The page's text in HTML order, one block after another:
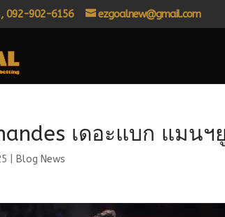
092-902-6156 ezgoalnew@gmail.com
เดอะแบก แมนฯ
Blog News